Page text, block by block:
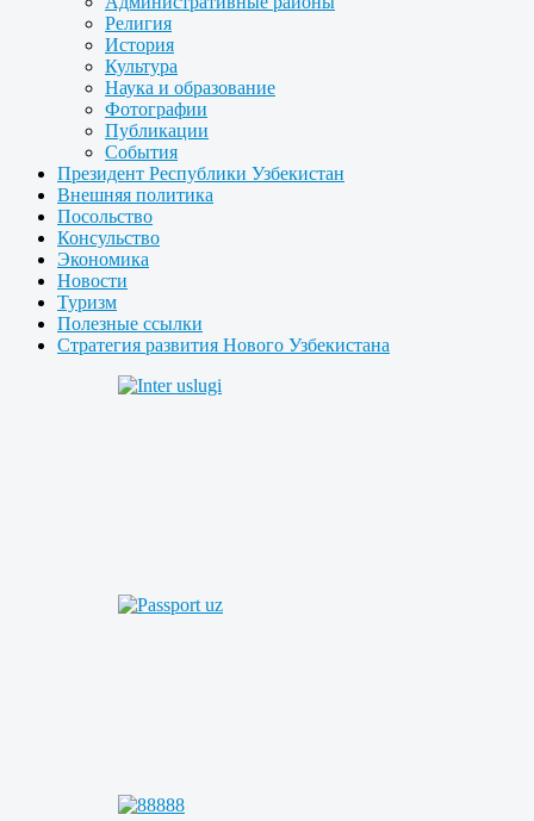
Религия
История
Культура
Наука и образование
Фотографии
Публикации
События
Президент Республики Узбекистан
Внешняя политика
Посольство
Консульство
Экономика
Новости
Туризм
Полезные ссылки
Стратегия развития Нового Узбекистана